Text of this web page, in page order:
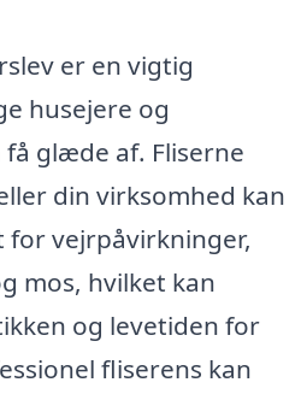
er en vigtig
husejere og
glæde af. Fliserne
din virksomhed kan
for vejrpåvirkninger,
mos, hvilket kan
og levetiden for
fliserens kan